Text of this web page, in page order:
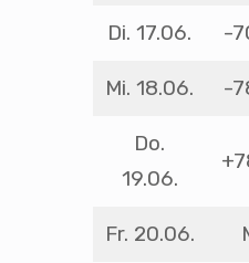
Di. 17.06. -
Mi. 18.06. -
Do.
19.06.
Fr. 20.06.